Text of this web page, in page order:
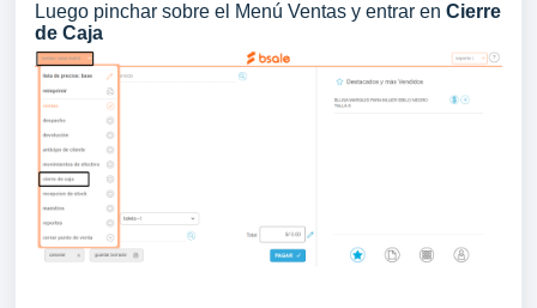
Luego pinchar sobre el Menú Ventas y entrar en Cierre
de Caja